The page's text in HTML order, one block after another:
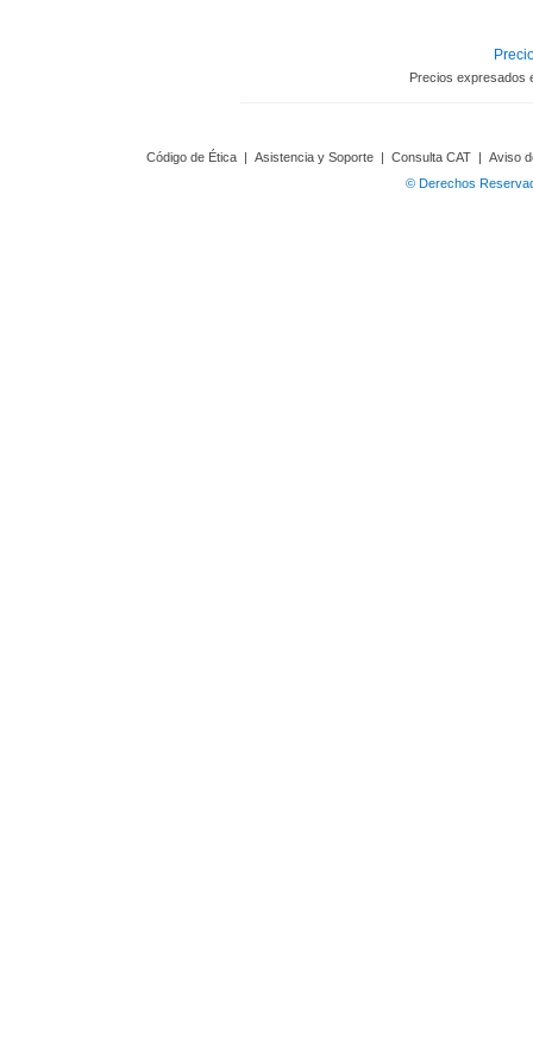
Precios expresados
Código de Ética | Asistencia y Soporte | Consulta CAT | Aviso
© Derechos